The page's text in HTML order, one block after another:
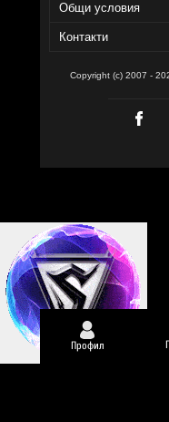
Общи условия
Контакти
Copyright (c) 2007 -
Профил